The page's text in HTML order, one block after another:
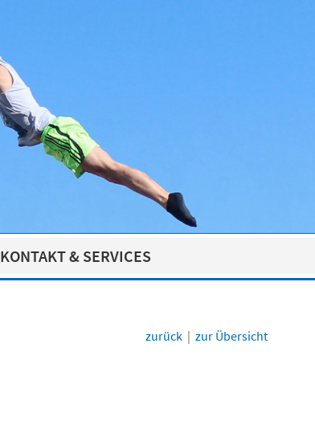
KONTAKT & SERVICES
zurück |zur Übersicht